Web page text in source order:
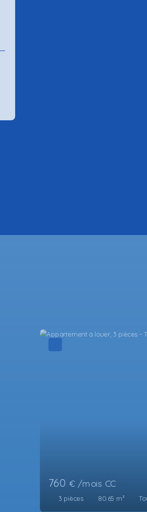
640 € /mois CC
2pièces 54.89m²